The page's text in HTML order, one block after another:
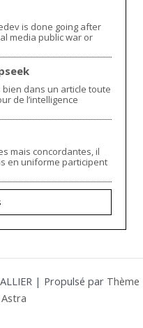
is done going after
media public war or
dans un article toute
de l’intelligence
mais concordantes, il
en uniforme participent
| Propulsé par Thème